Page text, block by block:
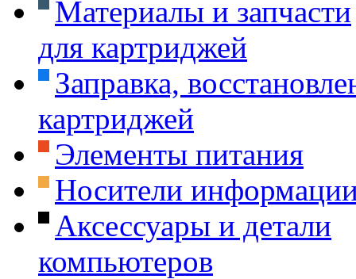
Материалы и запчасти
для картриджей
Заправка,
картриджей
Элементы питания
Носители
Аксессуары и детали
компьютеров